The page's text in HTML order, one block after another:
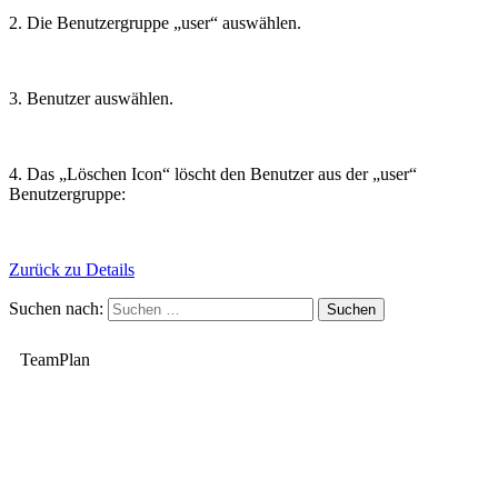
2. Die Benutzergruppe „user“ auswählen.
3. Benutzer auswählen.
4. Das „Löschen Icon“ löscht den Benutzer aus der „user“
Benutzergruppe:
Zurück zu Details
Suchen nach:
TeamPlan